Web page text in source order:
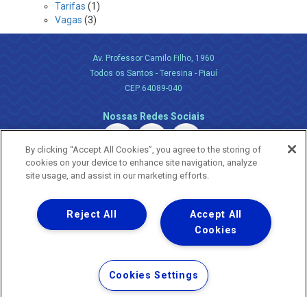
Tarifas (1)
Vagas (3)
Av. Professor Camilo Filho, 1960
Todos os Santos - Teresina - Piauí
CEP 64089-040
Nossas Redes Sociais
Uma empresa
Copyright ® 2026 - Todos os Direitos Reservados.
Nossa natureza movimenta a vida
Termos Gerais de Uso de Sites e Aplicativos
Política de Privacidade e Proteção de Dados
By clicking “Accept All Cookies”, you agree to the storing of
cookies on your device to enhance site navigation, analyze
site usage, and assist in our marketing efforts.
Accept All
Cookies
Reject All
Cookies Settings